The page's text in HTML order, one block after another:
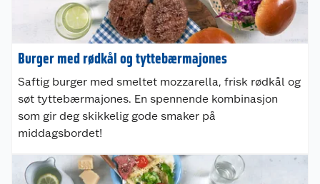
Burger med rødkål og tyttebærmajones
Saftig burger med smeltet mozzarella, frisk rødkål og
søt tyttebærmajones. En spennende kombinasjon
som gir deg skikkelig gode smaker på
middagsbordet!